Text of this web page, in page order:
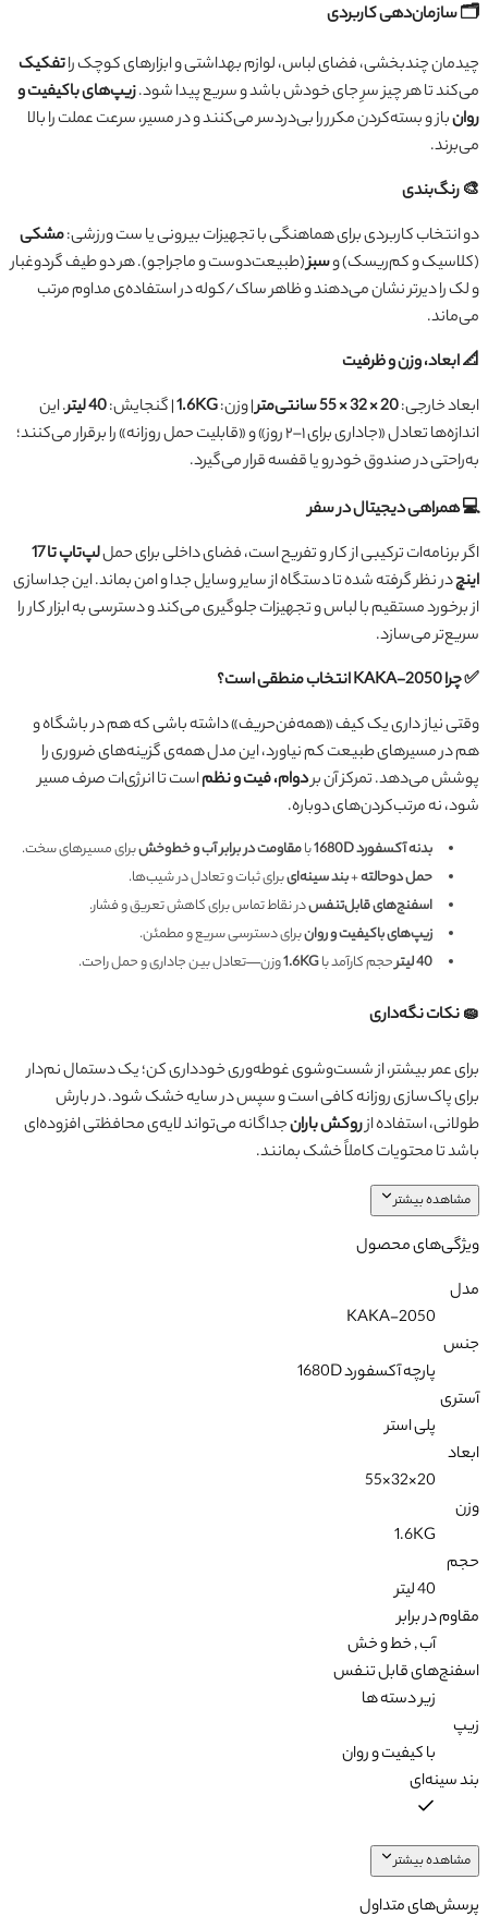
🗂️ سازمان‌دهی کاربردی
چیدمان چندبخشی، فضای لباس، لوازم بهداشتی و ابزارهای کوچک راتفکیک
می‌کند تا هر چیز سرِ جای خودش باشد و سریع پیدا شود.زیپ‌های باکیفیت و
روانباز و بسته‌کردن مکرر را بی‌دردسر می‌کنند و در مسیر، سرعت عملت را بالا
می‌برند.
🎨 رنگ‌بندی
دو انتخاب کاربردی برای هماهنگی با تجهیزات بیرونی یا ست ورزشی:مشکی
(کلاسیک و کم‌ریسک) وسبز(طبیعت‌دوست و ماجراجو). هر دو طیف گردوغبار
و لک را دیرتر نشان می‌دهند و ظاهر ساک/کوله در استفاده‌ی مداوم مرتب
می‌ماند.
📐 ابعاد، وزن و ظرفیت
ابعاد خارجی:20 × 32 × 55 سانتی‌متر | وزن:1.6KG| گنجایش:40 لیتر
. این
اندازه‌ها تعادل «جاداری برای ۱–۲ روز» و «قابلیت حمل روزانه» را برقرار می‌کنند؛
به‌راحتی در صندوق خودرو یا قفسه قرار می‌گیرد.
💻 همراهی دیجیتال در سفر
اگر برنامه‌ات ترکیبی از کار و تفریح است، فضای داخلی برای حمل
لپ‌تاپ تا 17
اینچدر نظر گرفته شده تا دستگاه از سایر وسایل جدا و امن بماند. این جداسازی
از برخورد مستقیم با لباس و تجهیزات جلوگیری می‌کند و دسترسی به ابزار کار را
سریع‌تر می‌سازد.
✅ چرا KAKA-2050 انتخاب منطقی است؟
وقتی نیاز داری یک کیف «همه‌فن‌حریف» داشته باشی که هم در باشگاه و
هم در مسیرهای طبیعت کم نیاورد، این مدل همه‌ی گزینه‌های ضروری را
پوشش می‌دهد. تمرکز آن بردوام، فیت و نظماست تا انرژی‌ات صرف مسیر
شود، نه مرتب‌کردن‌های دوباره.
بدنه آکسفورد 1680D بامقاومت در برابر آب و خط‌وخشبرای مسیرهای سخت.
حمل دوحالته+بند سینه‌ایبرای ثبات و تعادل در شیب‌ها.
اسفنج‌های قابل‌تنفسدر نقاط تماس برای کاهش تعریق و فشار.
زیپ‌های باکیفیت و روانبرای دسترسی سریع و مطمئن.
40 لیتر
حجم کارآمد با1.6KGوزن—تعادل بین جاداری و حمل راحت.
🧽 نکات نگه‌داری
برای عمر بیشتر، از شست‌وشوی غوطه‌وری خودداری کن؛ یک دستمال نم‌دار
برای پاک‌سازی روزانه کافی است و سپس در سایه خشک شود. در بارش
طولانی، استفاده ازروکش بارانجداگانه می‌تواند لایه‌ی محافظتی افزوده‌ای
باشد تا محتویات کاملاً خشک بمانند.
مشاهده بیشتر
ویژگی‌های محصول
مدل
KAKA-2050
جنس
پارچه آکسفورد 1680D
آستری
پلی استر
ابعاد
20×32×55
وزن
1.6KG
حجم
40 لیتر
مقاوم در برابر
آب , خط و خش
اسفنج‌های قابل تنفس
زیر دسته ها
زیپ
با کیفیت و روان
بند سینه‌ای
مشاهده بیشتر
پرسش‌های متداول